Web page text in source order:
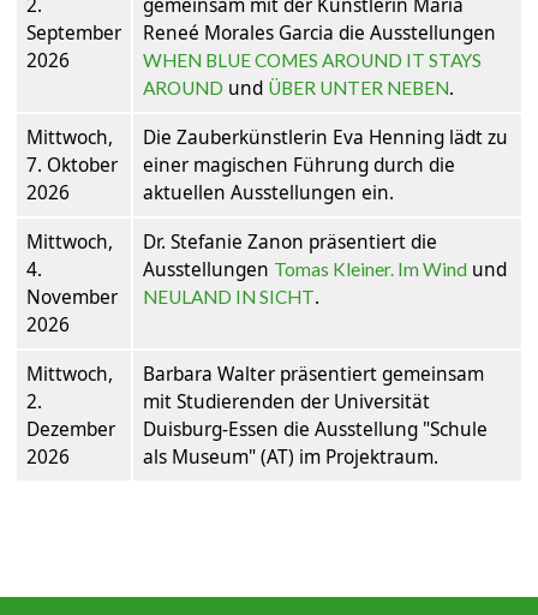
September
2026
Reneé Morales Garcia die Ausstellungen
WHEN BLUE COMES AROUND IT STAYS
AROUND und ÜBER UNTER NEBEN.
Mittwoch,
7. Oktober
2026
Die Zauberkünstlerin Eva Henning lädt zu
einer magischen Führung durch die
aktuellen Ausstellungen ein.
Mittwoch,
4.
November
2026
Dr. Stefanie Zanon präsentiert die
Ausstellungen Tomas Kleiner. Im Wind und
NEULAND IN SICHT.
Mittwoch,
2.
Dezember
2026
Barbara Walter präsentiert gemeinsam
mit Studierenden der Universität
Duisburg-Essen die Ausstellung "Schule
als Museum" (AT) im Projektraum.